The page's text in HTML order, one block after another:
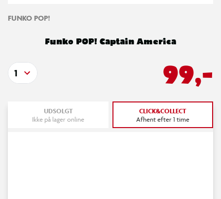
FUNKO POP!
Funko POP! Captain America
99,-
1
UDSOLGT
Ikke på lager online
CLICK&COLLECT
Afhent efter 1 time